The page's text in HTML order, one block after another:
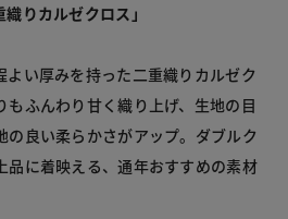
りカルゼクロス」
よい厚みを持った二重織りカルゼク
もふんわり甘く織り上げ、生地の目
の良い柔らかさがアップ。ダブルク
品に着映える、通年おすすめの素材